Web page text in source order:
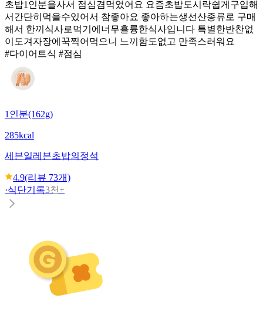
초밥1인분을사서 점심겸먹었어요 요즘초밥도시락쉽게구입해
서간단히먹을수있어서 참좋아요 좋아하는생선산종류로 구매
해서 한끼식사로먹기에너무휼륭한식사입니다 특별한반찬없
이도겨자장에꾹찍어먹으니 느끼함도없고 만족스러워요
#다이어트식 #점심
1인분(162g)
285kcal
세븐일레븐초밥의정석
4.9(리뷰 73개)
·식단기록3천+